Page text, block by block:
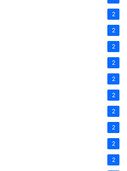
2
2
2
2
2
2
2
2
2
2